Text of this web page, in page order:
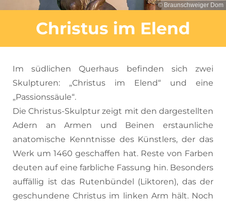
© Braunschweiger Dom
Christus im Elend
Im südlichen Querhaus befinden sich zwei
Skulpturen: „Christus im Elend“ und eine
„Passionssäule“.
Die Christus-Skulptur zeigt mit den dargestellten
Adern an Armen und Beinen erstaunliche
anatomische Kenntnisse des Künstlers, der das
Werk um 1460 geschaffen hat. Reste von Farben
deuten auf eine farbliche Fassung hin. Besonders
auffällig ist das Rutenbündel (Liktoren), das der
geschundene Christus im linken Arm hält. Noch